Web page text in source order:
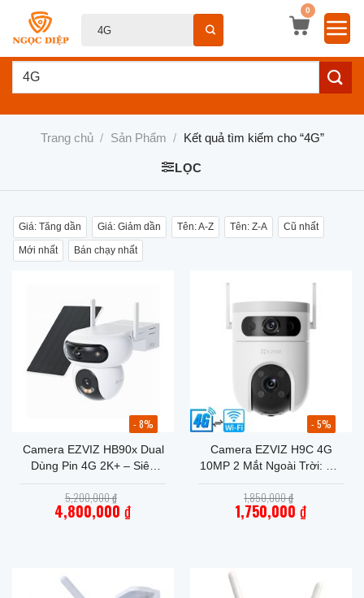
dung
0
Tìm
Trang chủ / Sản Phẩm / Kết quả tìm kiếm cho “4G”
LỌC
Giá: Tăng dần Giá: Giảm dần Tên: A-Z Tên: Z-A Cũ nhất
Mới nhất Bán chạy nhất
Camera EZVIZ HB90x Dual
Dùng Pin 4G 2K+ – Siêu
Phẩm 2 Mắt Ngoài Trời
Toàn Diện
5,200,000₫
gốc
là:
4,800,000 ₫
- 8%
Camera EZVIZ H9C 4G
10MP 2 Mắt Ngoài Trời: Kết
nối Wifi & Sim 4G Linh Hoạt,
Bảo Hành Chính Hãng 2
Năm
1,850,000₫
gốc
là:
1,750,000 ₫
- 5%